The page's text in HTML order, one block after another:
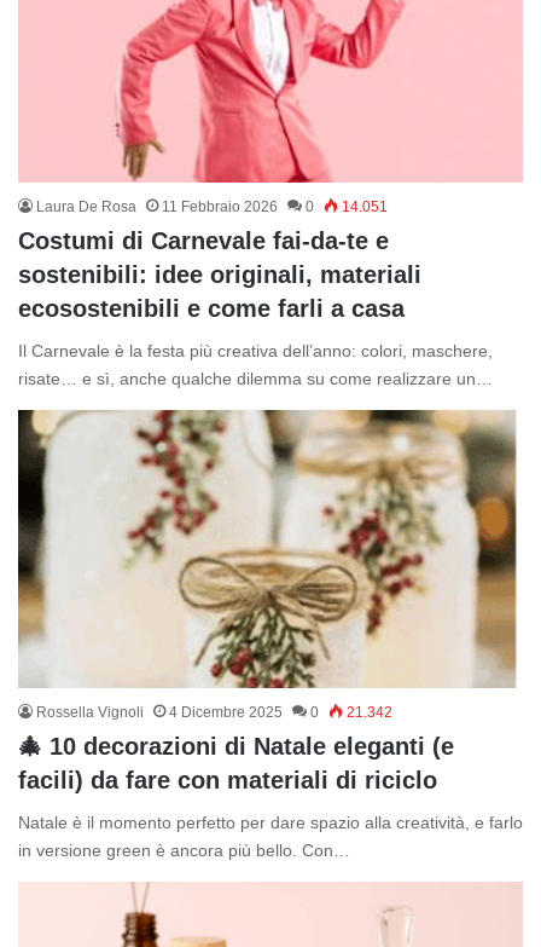
Laura De Rosa 11 Febbraio 2026 0 14.051
Costumi di Carnevale fai-da-te e
sostenibili: idee originali, materiali
ecosostenibili e come farli a casa
Il Carnevale è la festa più creativa dell’anno: colori, maschere,
risate… e sì, anche qualche dilemma su come realizzare un…
Rossella Vignoli 4 Dicembre 2025 0 21.342
🎄 10 decorazioni di Natale eleganti (e
facili) da fare con materiali di riciclo
Natale è il momento perfetto per dare spazio alla creatività, e farlo
in versione green è ancora più bello. Con…